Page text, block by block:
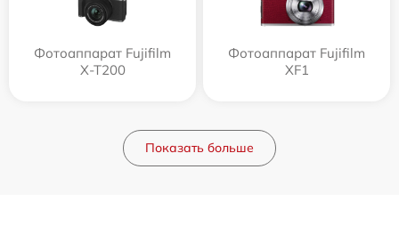
Фотоаппарат Fujifilm
X-T200
Фотоаппарат Fujifilm
XF1
Показать больше